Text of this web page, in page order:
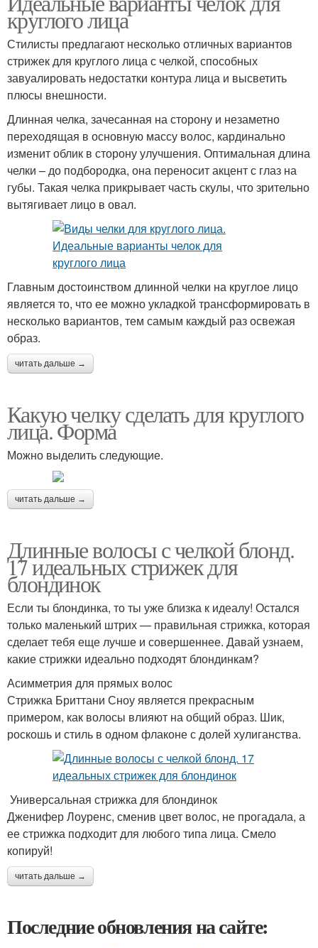
круглого лица
Стилисты предлагают несколько отличных вариантов
стрижек для круглого лица с челкой, способных
завуалировать недостатки контура лица и высветить
плюсы внешности.
Длинная челка, зачесанная на сторону и незаметно
переходящая в основную массу волос, кардинально
изменит облик в сторону улучшения. Оптимальная длина
челки – до подбородка, она переносит акцент с глаз на
губы. Такая челка прикрывает часть скулы, что зрительно
вытягивает лицо в овал.
Главным достоинством длинной челки на круглое лицо
является то, что ее можно укладкой трансформировать в
несколько вариантов, тем самым каждый раз освежая
образ.
читать дальше →
Какую челку сделать для круглого
лица. Форма
Можно выделить следующие.
читать дальше →
Длинные волосы с челкой блонд.
17 идеальных стрижек для
блондинок
Если ты блондинка, то ты уже близка к идеалу! Остался
только маленький штрих — правильная стрижка, которая
сделает тебя еще лучше и совершеннее. Давай узнаем,
какие стрижки идеально подходят блондинкам?
Асимметрия для прямых волос
Стрижка Бриттани Сноу является прекрасным
примером, как волосы влияют на общий образ. Шик,
роскошь и стиль в одном флаконе с долей хулиганства.
Универсальная стрижка для блондинок
Дженифер Лоуренс, сменив цвет волос, не прогадала, а
ее стрижка подходит для любого типа лица. Смело
копируй!
читать дальше →
Последние обновления на сайте: